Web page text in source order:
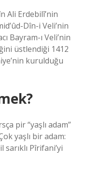
Ali Erdebilî’nin
Dîn-i Veli’nin
Bayram-ı Veli’nin
üstlendiği 1412
kurulduğu
yaşlı bir adam:
sarıklı Pîrifani’yi